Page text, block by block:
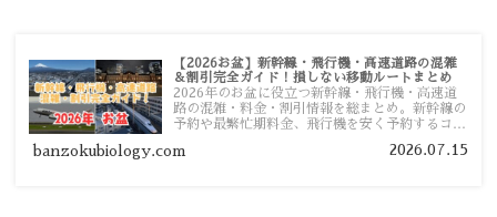
【2026お盆】新幹線・飛行機・高速道路の混雑
＆割引完全ガイド！損しない移動ルートまとめ
2026年のお盆に役立つ新幹線・飛行機・高速道
路の混雑・料金・割引情報を総まとめ。新幹線の
予約や最繁忙期料金、飛行機を安く予約するコ
い移動方法を分かりやすく解説します。
banzokubiology.com 2026.07.15